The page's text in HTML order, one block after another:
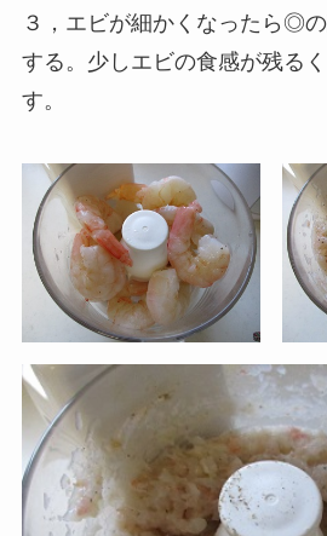
３，エビが細かくなったら◎
する。少しエビの食感が残る
す。